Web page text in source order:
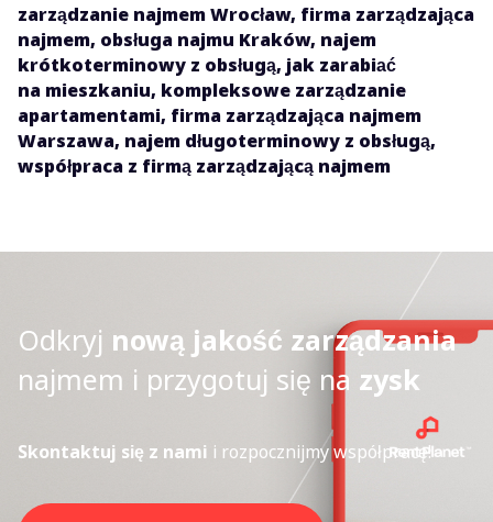
zarządzanie najmem Wrocław, firma zarządzająca
najmem, obsługa najmu Kraków, najem
krótkoterminowy z obsługą, jak zarabiać
na mieszkaniu, kompleksowe zarządzanie
apartamentami, firma zarządzająca najmem
Warszawa, najem długoterminowy z obsługą,
współpraca z firmą zarządzającą najmem
Odkryj nową jakość zarządzania
najmem i przygotuj się na zysk
Skontaktuj się z nami i rozpocznijmy współpracę!